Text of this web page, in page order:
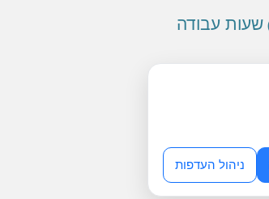
שעות עבודה
ניהול העדפות